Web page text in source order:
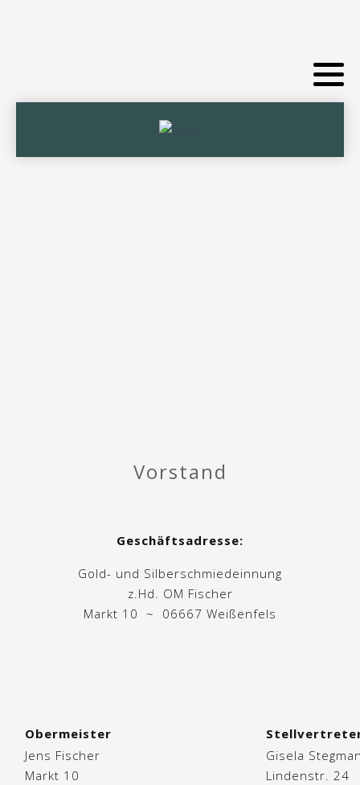
Vorstand
Geschäftsadresse:
Gold- und Silberschmiedeinnung
z.Hd. OM Fischer
Markt 10 ~ 06667 Weißenfels
Obermeister
Jens Fischer
Markt 10
Gisela
Lindenstr. 24